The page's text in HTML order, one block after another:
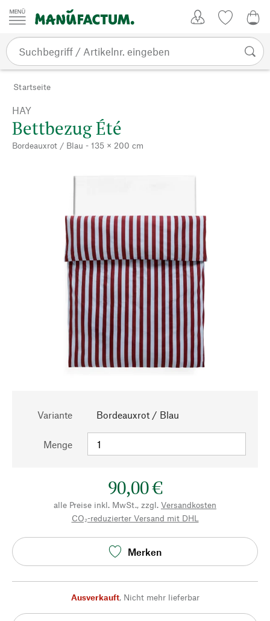
Zum Inhalt springen
Startseite
HAY
Bettbezug Été
Bordeauxrot / Blau - 135 × 200 cm
Variante Bordeauxrot / Blau
Menge
90,00 €
alle Preise inkl. MwSt., zzgl. Versandkosten
CO₂-reduzierter Versand mit DHL
Merken
Ausverkauft, Nicht mehr lieferbar